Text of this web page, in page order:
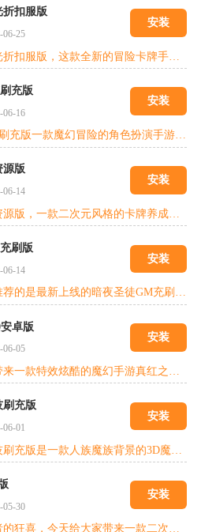
折扣服版
06-25
安装
充版
06-16
安装
真红之刃GM刷充版一款魔幻冒险的角色扮演手游，庞大的游戏世界观，栩栩如生的游戏人物角色，丰富的游戏职业，体验别样精彩对决，红色刀光剑影之下，是魔族英雄战士们战衣的颜色，在千人同台的魔域战场上，爆发的是三界的动荡，让无情的战场上萌发出一股噬血的幽怨，也能让生长在这个时代背景下英雄获得更好的历练，去征战三界，过的更强的的力量。
源版
06-14
安装
刷版
06-14
安装
今天给大家推荐的是最新上线的暗夜圣徒GM充刷版，一款二次元风格的卡牌rpg养成手游，未来科幻末日题材，解决世界神话英雄角色，一起为拯救世界而战。多元化角色养成路线，丰富多彩的个性英雄角色，竖屏方便单手灵活操作，精美的立绘和CG图带来视听盛宴!创角即送GM刷充特权，享钻石*100w、银币*1000w、源能喷剂*1000w等海量资源!SSR、UR强力卡牌推图即送，助您轻松组建极品阵容!
卓版
06-05
安装
刷充版
06-01
安装
05-30
安装